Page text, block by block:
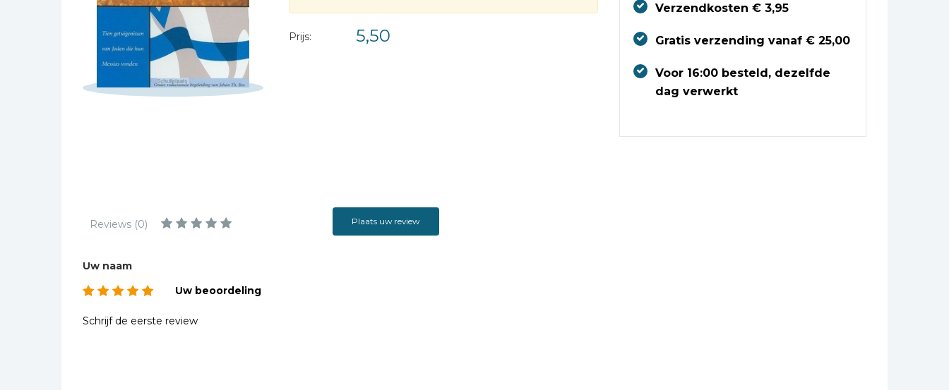
Christelijke stripboeken
Eten en koken
Evangelisatiemateriaal
Geschiedenis
Israël / Jodendom
Management &
Politiek
Regio | Alblasserwaard
Romans
Prijs: 5,50
Verzendkosten € 3,95
Gratis verzending vanaf € 25,00
Voor 16:00 besteld, dezelfde
dag verwerkt
Reviews (0) Plaats uw review
Uw naam
Uw beoordeling
Schrijf de eerste review